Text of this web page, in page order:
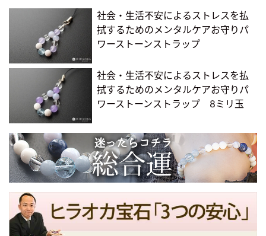
社会・生活不安によるストレスを払
拭するためのメンタルケアお守りパ
ワーストーンストラップ
社会・生活不安によるストレスを払
拭するためのメンタルケアお守りパ
ワーストーンストラップ 8ミリ玉